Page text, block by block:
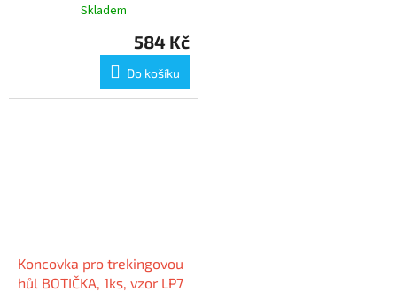
Skladem
584 Kč
Do košíku
Koncovka pro trekingovou
hůl BOTIČKA, 1ks, vzor LP7